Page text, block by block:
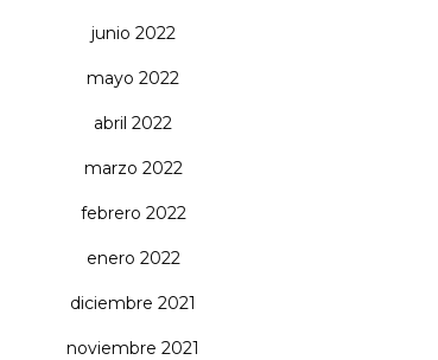
junio 2022
mayo 2022
abril 2022
marzo 2022
febrero 2022
enero 2022
diciembre 2021
noviembre 2021